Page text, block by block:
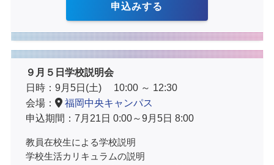
申込みする
９月５日学校説明会
日時：9月5日(土) 10:00 ～ 12:30
会場：
福岡中央キャンパス
申込期間：7月21日 0:00～9月5日 8:00
教員在校生による学校説明
学校生活カリキュラムの説明